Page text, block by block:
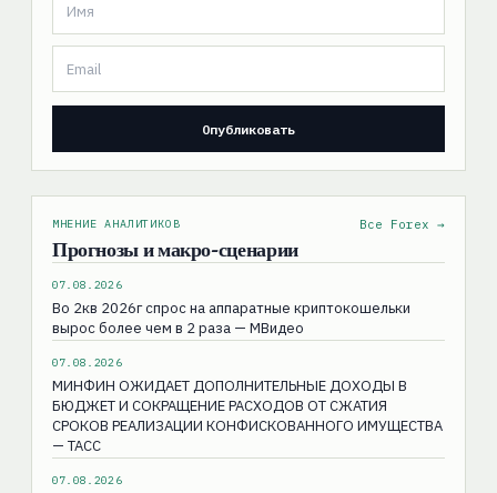
МНЕНИЕ АНАЛИТИКОВ
Прогнозы и макро-сценарии
Все Forex →
07.08.2026
Во 2кв 2026г спрос на аппаратные криптокошельки
вырос более чем в 2 раза — МВидео
07.08.2026
МИНФИН ОЖИДАЕТ ДОПОЛНИТЕЛЬНЫЕ ДОХОДЫ В
БЮДЖЕТ И СОКРАЩЕНИЕ РАСХОДОВ ОТ СЖАТИЯ
СРОКОВ РЕАЛИЗАЦИИ КОНФИСКОВАННОГО ИМУЩЕСТВА
— ТАСС
07.08.2026